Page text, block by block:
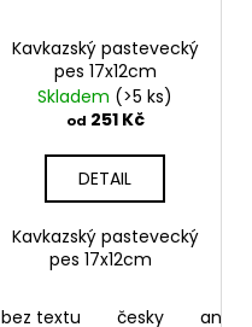
Kavkazský pastevecký
pes 17x12cm
Skladem (>5 ks)
od 251 Kč
DETAIL
Kavkazský pastevecký
pes 17x12cm
bez textu česky